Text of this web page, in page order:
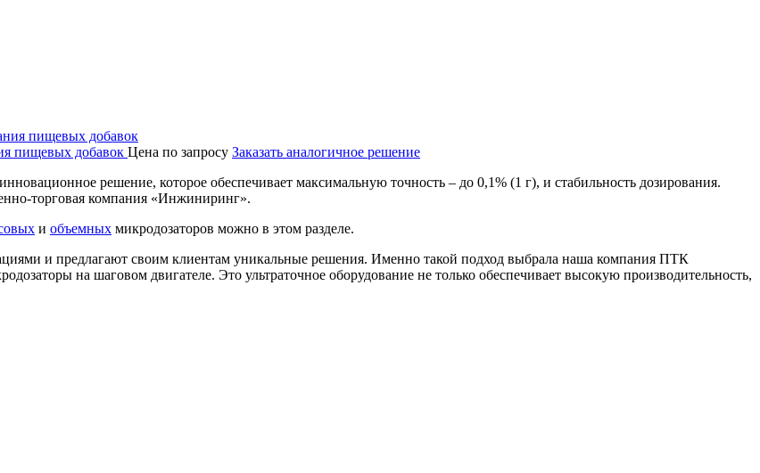
пищевых добавок Цена по запросу Заказать аналогичное решение
решение, которое обеспечивает максимальную точность – до 0,1% (1 г), и стабильность дозирования.
торговая компания «Инжиниринг».
и объемных микродозаторов можно в этом разделе.
и предлагают своим клиентам уникальные решения. Именно такой подход выбрала наша компания ПТК
на шаговом двигателе. Это ультраточное оборудование не только обеспечивает высокую производительность,